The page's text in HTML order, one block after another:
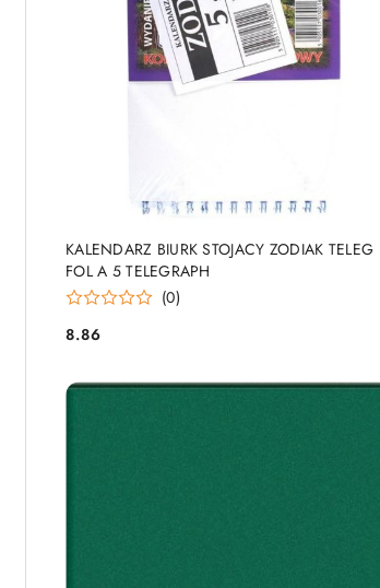
KALENDARZ BIURK STOJACY ZODIAK TELEG
FOL A 5 TELEGRAPH
(0)
Cena:
8.86
PRODUKT NIEDOSTĘPNY